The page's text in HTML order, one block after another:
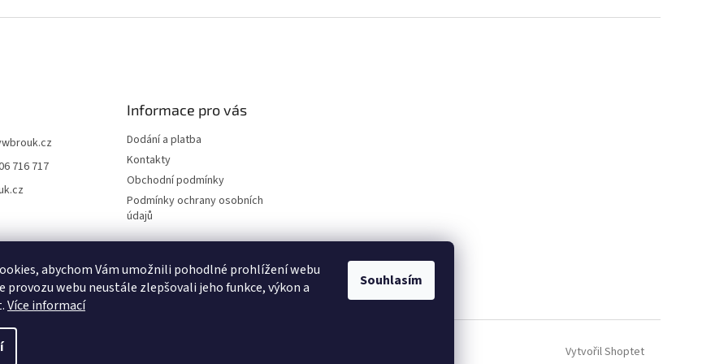
abychom Vám umožnili pohodlné prohlížení webu
provozu webu neustále zlepšovali jeho funkce, výkon a
Více informací
Souhlasím
716 717
Informace pro vás
Dodání a platba
Kontakty
Obchodní podmínky
Podmínky ochrany osobních
údajů
Vytvořil Shoptet